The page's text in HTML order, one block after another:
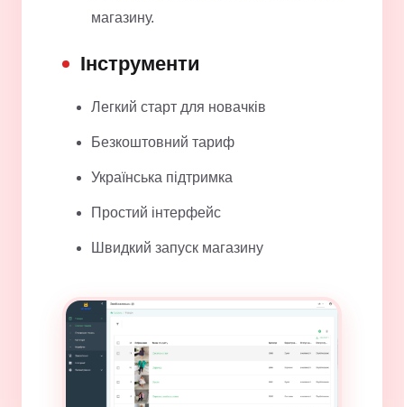
магазину.
Інструменти
Легкий старт для новачків
Безкоштовний тариф
Українська підтримка
Простий інтерфейс
Швидкий запуск магазину